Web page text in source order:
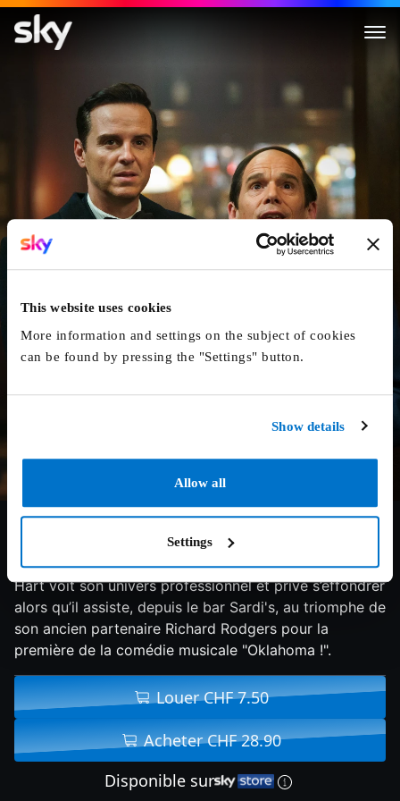
This website uses cookies
More information and settings on the subject of cookies
can be found by pressing the "Settings" button.
Show details
Allow all
Settings
Blue Moon
6.6/10 2025 96 min Drame
New York, 31 mars 1943. Le parolier légendaire Lorenz
Hart voit son univers professionnel et privé s’effondrer
alors qu’il assiste, depuis le bar Sardi's, au triomphe de
son ancien partenaire Richard Rodgers pour la
première de la comédie musicale "Oklahoma !".
Louer CHF 7.50
Acheter CHF 28.90
Disponible sur